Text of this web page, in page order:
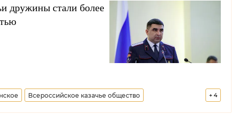
дружины стали более
+ 4
Всероссийское казачье общество
Волгоградская область Республика Калмыкия